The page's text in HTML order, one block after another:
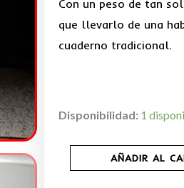
Con un peso de tan
que llevarlo de una
cuaderno tradicional.
Disponibilidad: 1
Chromebook
AÑADIR AL